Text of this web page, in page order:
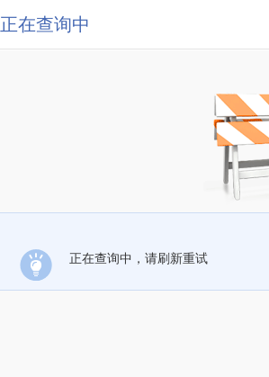
正在查询中
正在查询中，请刷新重试